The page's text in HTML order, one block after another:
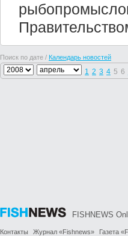
Поиск по дате / Календарь новостей
1 2 3 4 5 6
FISHNEWS
Контакты Журнал «Fishnews» Газета